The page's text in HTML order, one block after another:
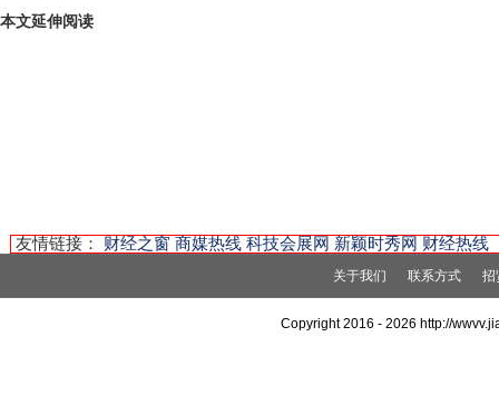
本文延伸阅读
友情链接： 财经之窗 商媒热线 科技会展网 新颖时秀网 财经热线
关于我们 联系方式 招
Copyright 2016 -2026 http://